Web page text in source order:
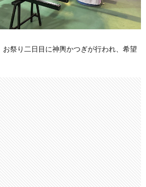
祭り二日目に神輿かつぎが行われ、希望